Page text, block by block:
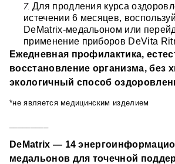
Для продления курса
истечении 6 месяцев,
DeMatrix-медальоном или
применение приборов DeVita
Ежедневная профилактика,
восстановление организма, без
экологичный способ
*не является медицинским изделием
DeMatrix — 14
медальонов для точечной